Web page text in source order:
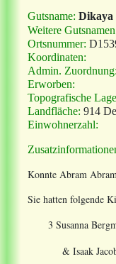
Gutsname: Dikaya
Weitere
Ortsnummer:
Koordinaten:
Admin. Zuordnung:
Erworben:
Topografische
Landfläche: 914
Einwohnerzahl:
Konnte Abram
Sie hatten folgende
3 Susanna
& Isaak Jacob